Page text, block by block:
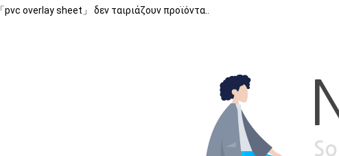
「pvc overlay sheet」 δεν ταιριάζουν προϊόντα..